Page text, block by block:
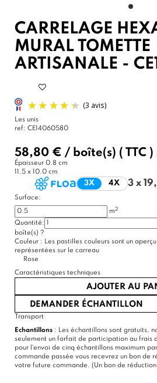
CARRELAGE
MURAL TOMETTE
ARTISANALE -
(3 avis)
Les unis
ref: CE14060580
58,80 € / boîte(s) ( TTC )
Épaisseur 0.8 cm
11.5 x 10.0 cm
3X 4X 3 x
Surface:
m2
Quantité:
boîte(s) ?
Couleur : Les pastilles couleurs sont un
représentées sur le carreau
Rose
Caractéristiques techniques
AJOUTER AU
DEMANDER ÉCHANTILLON
Transport
Echantillons : Les échantillons sont gratuits,
seulement un forfait de participation au frais
pour l'envoi de cinq échantillons maximum
commande passée vous recevrez un bon de
votre future commande. (Un bon de